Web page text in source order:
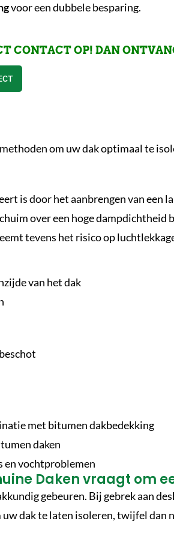
voor een dubbele besparing.
CONTACT OP! DAN
om uw dak optimaal te
is door het aanbrengen van een
over een hoge dampdichtheid
tevens het risico op
van het dak
met bitumen dakbedekking
daken
en vochtproblemen
Daken vraagt om
gebeuren. Bij gebrek aan
dak te laten isoleren, twijfel dan